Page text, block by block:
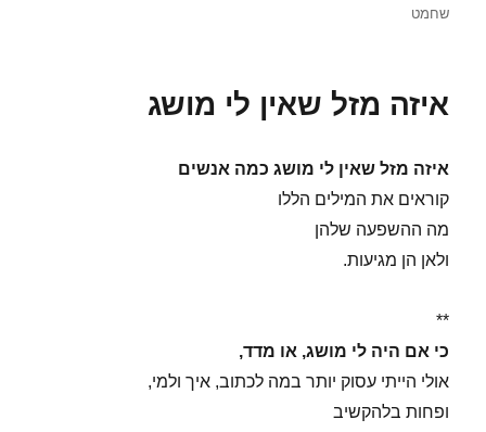
בתאריך
שחמט
איזה מזל שאין לי מושג
איזה מזל שאין לי מושג כמה אנשים
קוראים את המילים הללו
מה ההשפעה שלהן
ולאן הן מגיעות.
**
כי אם היה לי מושג, או מדד,
אולי הייתי עסוק יותר במה לכתוב, איך ולמי,
ופחות בלהקשיב